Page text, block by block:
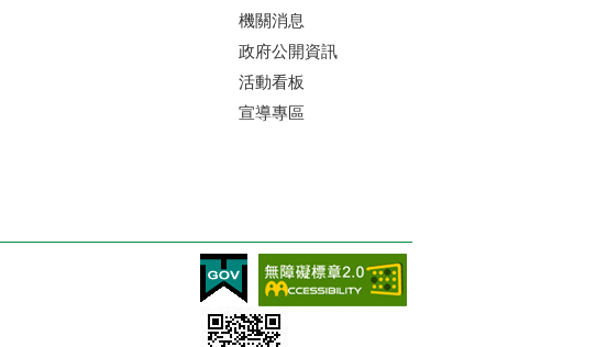
機關消息
政府公開資訊
活動看板
宣導專區